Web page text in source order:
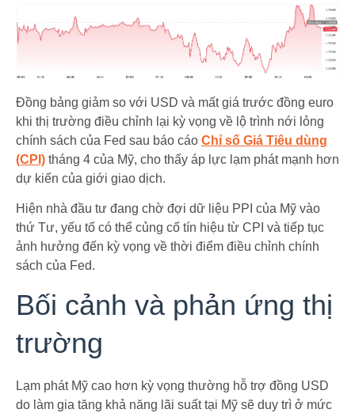
Đồng bảng giảm so với USD và mất giá trước đồng euro
khi thị trường điều chỉnh lại kỳ vọng về lộ trình nới lỏng
chính sách của Fed sau báo cáo Chỉ số Giá Tiêu dùng
(CPI) tháng 4 của Mỹ, cho thấy áp lực lạm phát mạnh hơn
dự kiến của giới giao dịch.
Hiện nhà đầu tư đang chờ đợi dữ liệu PPI của Mỹ vào
thứ Tư, yếu tố có thể củng cố tín hiệu từ CPI và tiếp tục
ảnh hưởng đến kỳ vọng về thời điểm điều chỉnh chính
sách của Fed.
Bối cảnh và phản ứng thị
trường
Lạm phát Mỹ cao hơn kỳ vọng thường hỗ trợ đồng USD
do làm gia tăng khả năng lãi suất tại Mỹ sẽ duy trì ở mức